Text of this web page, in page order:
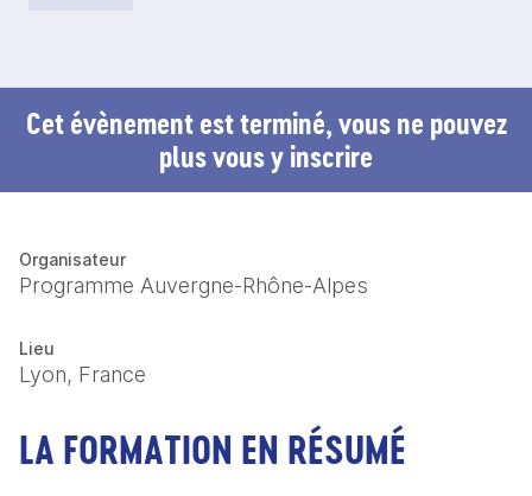
Cet évènement est terminé, vous ne pouvez
plus vous y inscrire
Organisateur
Programme Auvergne-Rhône-Alpes
Lieu
Lyon, France
LA FORMATION EN RÉSUMÉ